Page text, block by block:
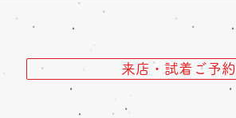
来店・試着ご予約